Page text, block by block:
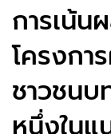
การเน้
โครงก
ชาวชนบ
หนึ่งในแ